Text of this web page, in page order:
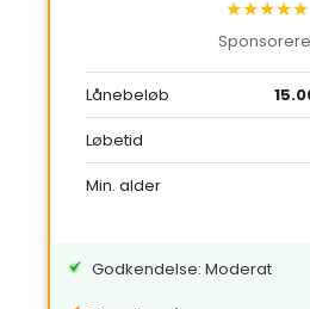
★★★★★
Lånebeløb
Løbetid
Min. alder
Godkendelse: Moderat